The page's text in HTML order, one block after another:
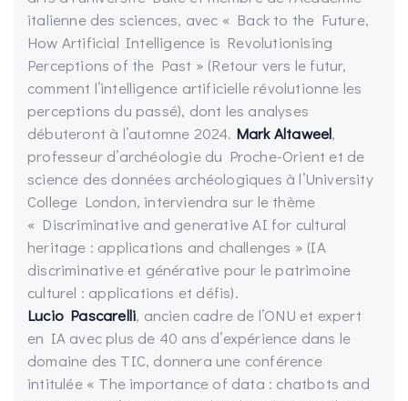
italienne des sciences, avec « Back to the Future,
How Artificial Intelligence is Revolutionising
Perceptions of the Past » (Retour vers le futur,
comment l’intelligence artificielle révolutionne les
perceptions du passé), dont les analyses
débuteront à l’automne 2024. Mark Altaweel,
professeur d’archéologie du Proche-Orient et de
science des données archéologiques à l’University
College London, interviendra sur le thème
« Discriminative and generative AI for cultural
heritage : applications and challenges » (IA
discriminative et générative pour le patrimoine
culturel : applications et défis).
Lucio Pascarelli, ancien cadre de l’ONU et expert
en IA avec plus de 40 ans d’expérience dans le
domaine des TIC, donnera une conférence
intitulée « The importance of data : chatbots and